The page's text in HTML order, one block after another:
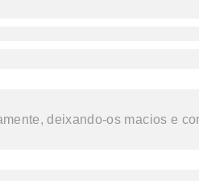
deixando-os macios e